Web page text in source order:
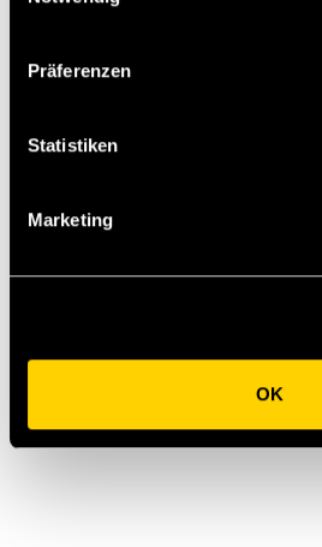
Präferenzen
Statistiken
Marketing
OK
Schlup, Meister (92. Reinauer)
Granges (70. Dysli).
Brunner, Baumann - Eisenring,
Vonnez (alle verletzt),